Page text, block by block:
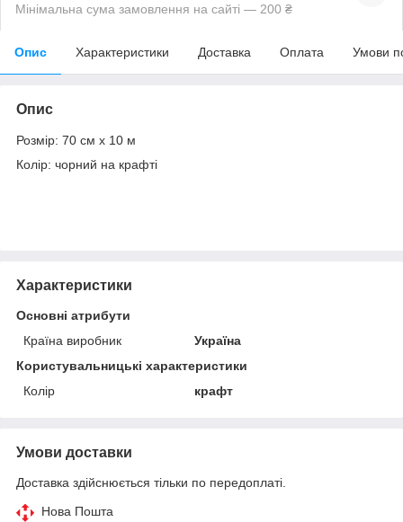
Мінімальна сума замовлення на сайті — 200 ₴
Опис Характеристики Доставка Оплата Умови
Опис
Розмір: 70 см х 10 м
Колір: чорний на крафті
Характеристики
Основні атрибути
Країна виробник
Україна
Користувальницькі характеристики
Колір
крафт
Умови доставки
Доставка здійснюється тільки по передоплаті.
Нова Пошта